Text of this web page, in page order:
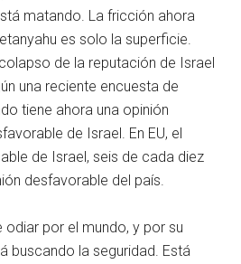
matando. La fricción ahora
es solo la superficie.
de la reputación de Israel
una reciente encuesta de
tiene ahora una opinión
de Israel. En EU, el
de Israel, seis de cada diez
desfavorable del país.
odiar por el mundo, y por su
buscando la seguridad. Está